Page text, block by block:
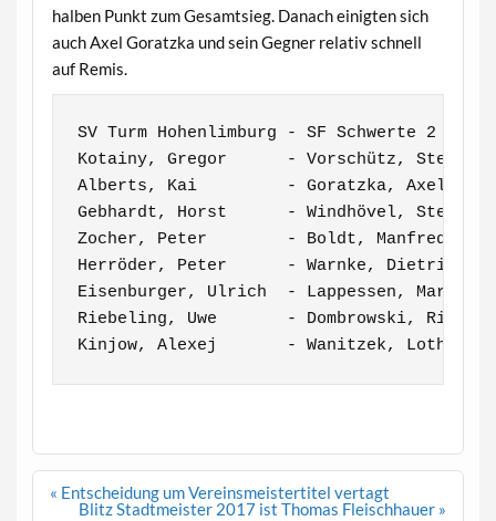
halben Punkt zum Gesamtsieg. Danach einigten sich
auch Axel Goratzka und sein Gegner relativ schnell
auf Remis.
SV Turm Hohenlimburg - SF Schwerte 2
Kotainy, Gregor      - Vorschütz, Stefan
Alberts, Kai         - Goratzka, Axel
Gebhardt, Horst      - Windhövel, Stefan
Zocher, Peter        - Boldt, Manfred
Herröder, Peter      - Warnke, Dietrich
Eisenburger, Ulrich  - Lappessen, Martin
Riebeling, Uwe       - Dombrowski,
Kinjow, Alexej       - Wanitzek, Lothar
Beitragsnavigation
« Entscheidung um Vereinsmeistertitel vertagt
Blitz Stadtmeister 2017 ist Thomas Fleischhauer »